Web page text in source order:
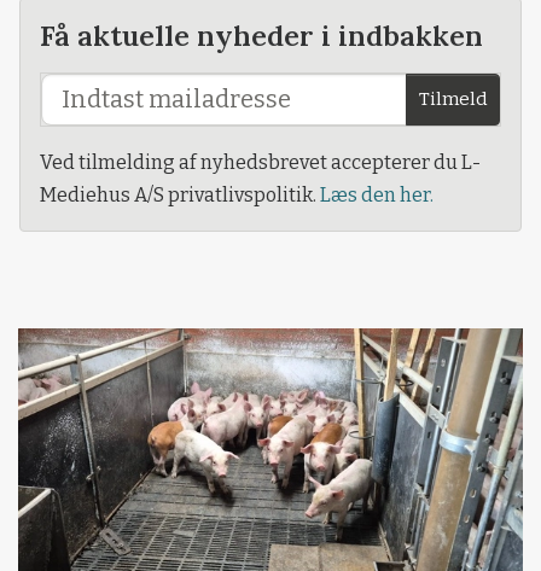
Få aktuelle nyheder i indbakken
Tilmeld
Ved tilmelding af nyhedsbrevet accepterer du L-
Mediehus A/S privatlivspolitik. Læs den her.